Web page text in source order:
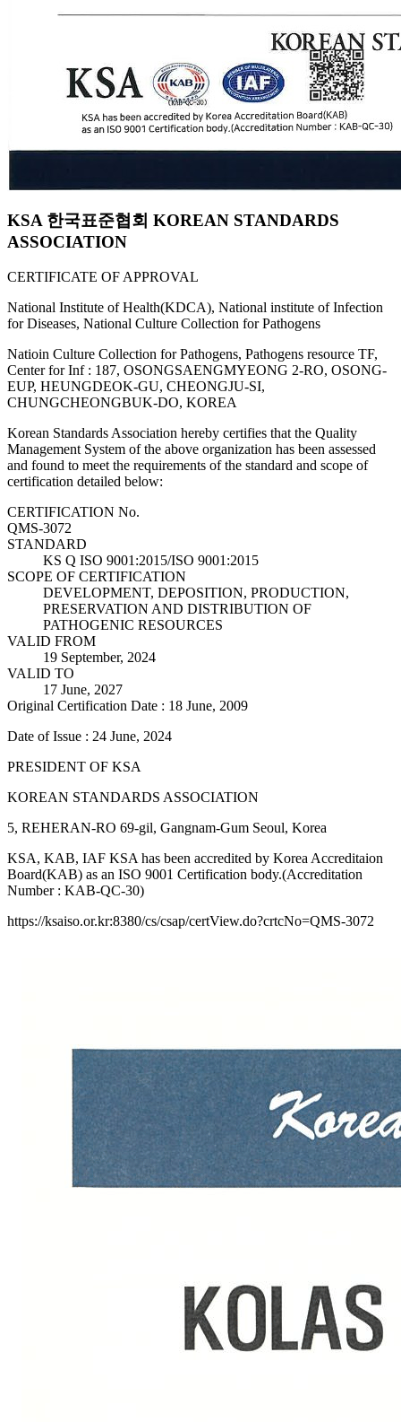
KSA 한국표준협회 KOREAN STANDARDS
ASSOCIATION
CERTIFICATE OF APPROVAL
National Institute of Health(KDCA), National institute of Infection
for Diseases, National Culture Collection for Pathogens
Natioin Culture Collection for Pathogens, Pathogens resource TF,
Center for Inf : 187, OSONGSAENGMYEONG 2-RO, OSONG-
EUP, HEUNGDEOK-GU, CHEONGJU-SI,
CHUNGCHEONGBUK-DO, KOREA
Korean Standards Association hereby certifies that the Quality
Management System of the above organization has been assessed
and found to meet the requirements of the standard and scope of
certification detailed below:
CERTIFICATION No.
QMS-3072
STANDARD
KS Q ISO 9001:2015/ISO 9001:2015
SCOPE OF CERTIFICATION
DEVELOPMENT, DEPOSITION, PRODUCTION,
PRESERVATION AND DISTRIBUTION OF
PATHOGENIC RESOURCES
VALID FROM
19 September, 2024
VALID TO
17 June, 2027
Original Certification Date : 18 June, 2009
Date of Issue : 24 June, 2024
PRESIDENT OF KSA
KOREAN STANDARDS ASSOCIATION
5, REHERAN-RO 69-gil, Gangnam-Gum Seoul, Korea
KSA, KAB, IAF KSA has been accredited by Korea Accreditaion
Board(KAB) as an ISO 9001 Certification body.(Accreditation
Number : KAB-QC-30)
https://ksaiso.or.kr:8380/cs/csap/certView.do?crtcNo=QMS-3072